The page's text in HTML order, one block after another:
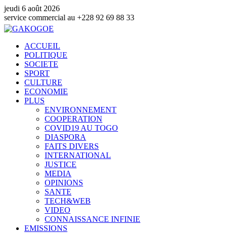
jeudi 6 août 2026
au +228 92 69 88 33
ACCUEIL
POLITIQUE
SOCIETE
SPORT
CULTURE
ECONOMIE
PLUS
ENVIRONNEMENT
COOPERATION
COVID19 AU TOGO
DIASPORA
FAITS DIVERS
INTERNATIONAL
JUSTICE
MEDIA
OPINIONS
SANTE
TECH&WEB
VIDEO
CONNAISSANCE INFINIE
EMISSIONS